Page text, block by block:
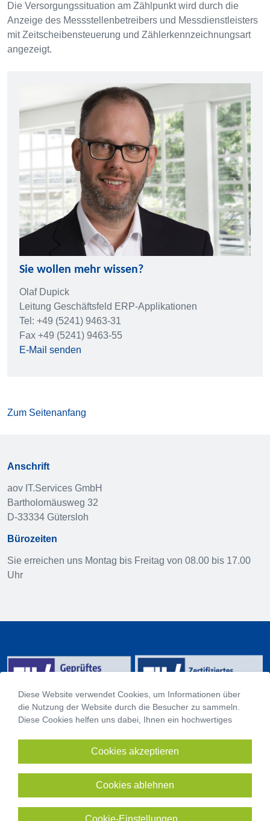
Die Versorgungssituation am Zählpunkt wird durch die
Anzeige des Messstellenbetreibers und Messdienstleisters
mit Zeitscheibensteuerung und Zählerkennzeichnungsart
angezeigt.
Sie wollen mehr wissen?
Olaf Dupick
Leitung Geschäftsfeld ERP-Applikationen
Tel: +49 (5241) 9463-31
Fax +49 (5241) 9463-55
E-Mail senden
Zum Seitenanfang
Anschrift
aov IT.Services GmbH
Bartholomäusweg 32
D-33334 Gütersloh
Bürozeiten
Sie erreichen uns Montag bis Freitag von 08.00 bis 17.00
Uhr
Impressum
Datenschutzeinstellungen
Barrierefreiheitserklärung
Diese Website verwendet Cookies, um Informationen über
die Nutzung der Website durch die Besucher zu sammeln.
Diese Cookies helfen uns dabei, Ihnen ein hochwertiges
Sie sich mit der Verwendung von Cookies einverstanden.
Cookie-Einstellungen
Cookies ablehnen
Cookies akzeptieren